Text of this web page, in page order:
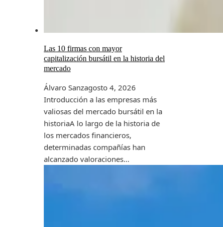
Las 10 firmas con mayor
capitalización bursátil en la historia del
mercado
Álvaro Sanzagosto 4, 2026
Introducción a las empresas más
valiosas del mercado bursátil en la
historiaA lo largo de la historia de
los mercados financieros,
determinadas compañías han
alcanzado valoraciones...